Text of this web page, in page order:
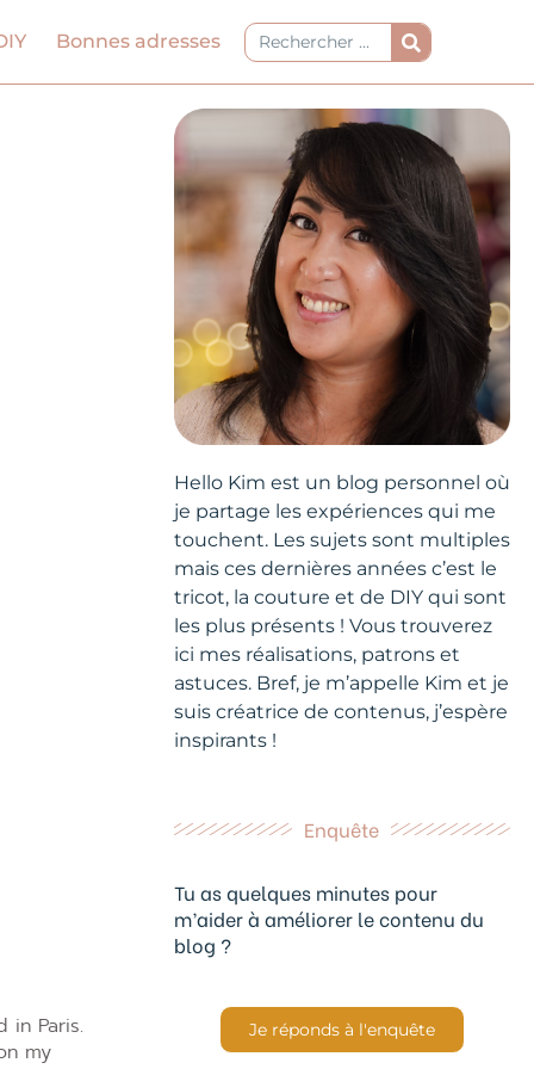
Bonnes adresses Rechercher
Paris.
my
Hello Kim est un blog personnel où
je partage les expériences qui me
touchent. Les sujets sont multiples
mais ces dernières années c’est le
tricot, la couture et de DIY qui sont
les plus présents ! Vous trouverez
ici mes réalisations, patrons et
astuces. Bref, je m’appelle Kim et je
suis créatrice de contenus, j’espère
inspirants !
Enquête
Tu as quelques minutes pour
m’aider à améliorer le contenu du
blog ?
Je réponds à l'enquête